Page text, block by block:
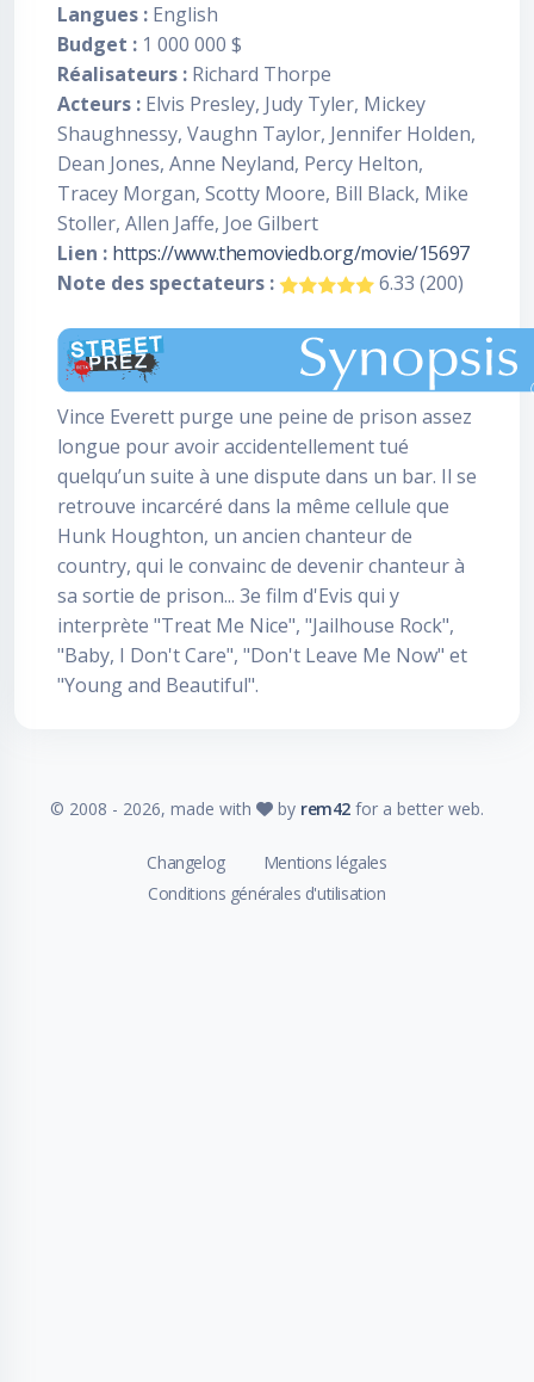
Langues : English
Budget : 1 000 000 $
Réalisateurs : Richard Thorpe
Acteurs : Elvis Presley, Judy Tyler, Mickey
Shaughnessy, Vaughn Taylor, Jennifer Holden,
Dean Jones, Anne Neyland, Percy Helton,
Tracey Morgan, Scotty Moore, Bill Black, Mike
Stoller, Allen Jaffe, Joe Gilbert
Lien : https://www.themoviedb.org/movie/15697
Note des spectateurs :
6.33 (200)
Vince Everett purge une peine de prison assez
longue pour avoir accidentellement tué
quelqu’un suite à une dispute dans un bar. Il se
retrouve incarcéré dans la même cellule que
Hunk Houghton, un ancien chanteur de
country, qui le convainc de devenir chanteur à
sa sortie de prison... 3e film d'Evis qui y
interprète "Treat Me Nice", "Jailhouse Rock",
"Baby, I Don't Care", "Don't Leave Me Now" et
"Young and Beautiful".
© 2008 - 2026, made with by rem42 for a better web.
Changelog
Mentions légales
Conditions générales d'utilisation